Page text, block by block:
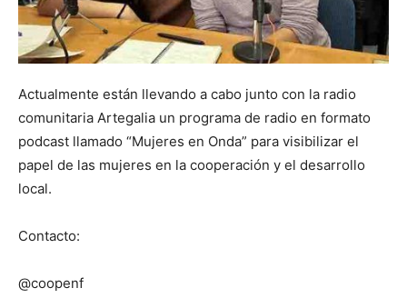
Actualmente están llevando a cabo junto con la radio
comunitaria Artegalia un programa de radio en formato
podcast llamado “Mujeres en Onda” para visibilizar el
papel de las mujeres en la cooperación y el desarrollo
local.
Contacto:
@coopenf